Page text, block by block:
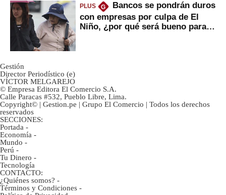
PLUS G
Bancos se pondrán duros
con empresas por culpa de El
Niño, ¿por qué será bueno para
Gestión
Director Periodístico (e)
VÍCTOR MELGAREJO
© Empresa Editora El Comercio S.A.
Calle Paracas #532, Pueblo Libre, Lima.
Copyright© | Gestion.pe | Grupo El Comercio | Todos los derechos
reservados
SECCIONES:
Portada -
Economía -
Mundo -
Perú -
Tu Dinero -
Tecnología
CONTACTO:
¿Quiénes somos? -
Términos y Condiciones -